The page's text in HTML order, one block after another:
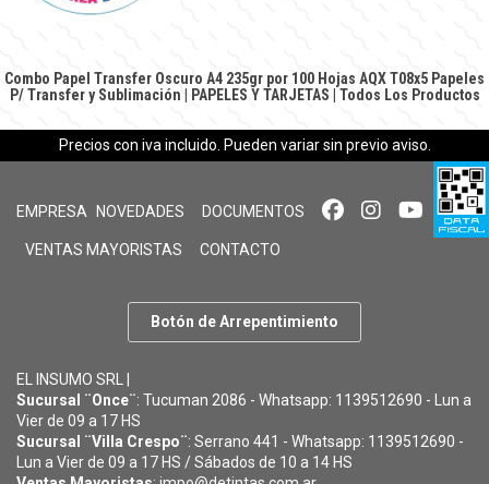
Combo Papel Transfer Oscuro A4 235gr por 100 Hojas AQX T08x5 Papeles
P/ Transfer y Sublimación
PAPELES Y TARJETAS Todos Los Productos
Precios con iva incluido. Pueden variar sin previo aviso.
EMPRESA NOVEDADES DOCUMENTOS
VENTAS MAYORISTAS CONTACTO
Botón de Arrepentimiento
EL INSUMO SRL |
Sucursal ¨Once¨: Tucuman 2086 - Whatsapp: 1139512690 - Lun a
Vier de 09 a 17 HS
Sucursal ¨Villa Crespo¨: Serrano 441 - Whatsapp: 1139512690 -
Lun a Vier de 09 a 17 HS / Sábados de 10 a 14 HS